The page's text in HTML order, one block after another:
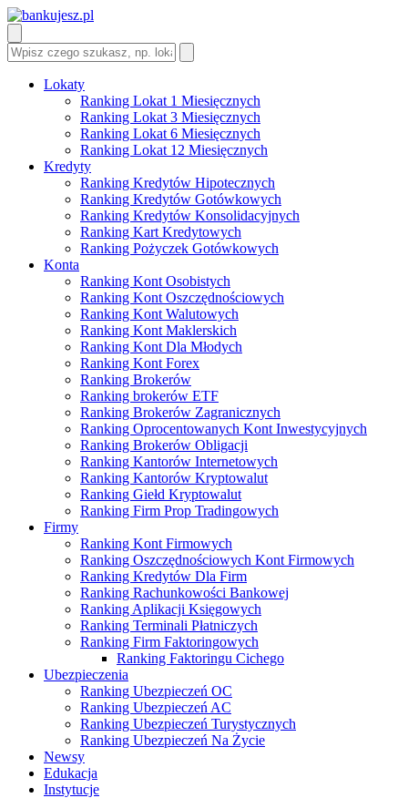
Lokaty
Ranking Lokat 1 Miesięcznych
Ranking Lokat 3 Miesięcznych
Ranking Lokat 6 Miesięcznych
Ranking Lokat 12 Miesięcznych
Kredyty
Ranking Kredytów Hipotecznych
Ranking Kredytów Gotówkowych
Ranking Kredytów Konsolidacyjnych
Ranking Kart Kredytowych
Ranking Pożyczek Gotówkowych
Konta
Ranking Kont Osobistych
Ranking Kont Oszczędnościowych
Ranking Kont Walutowych
Ranking Kont Maklerskich
Ranking Kont Dla Młodych
Ranking Kont Forex
Ranking Brokerów
Ranking brokerów ETF
Ranking Brokerów Zagranicznych
Ranking Oprocentowanych Kont Inwestycyjnych
Ranking Brokerów Obligacji
Ranking Kantorów Internetowych
Ranking Kantorów Kryptowalut
Ranking Giełd Kryptowalut
Ranking Firm Prop Tradingowych
Firmy
Ranking Kont Firmowych
Ranking Oszczędnościowych Kont Firmowych
Ranking Kredytów Dla Firm
Ranking Rachunkowości Bankowej
Ranking Aplikacji Księgowych
Ranking Terminali Płatniczych
Ranking Firm Faktoringowych
Ranking Faktoringu Cichego
Ubezpieczenia
Ranking Ubezpieczeń OC
Ranking Ubezpieczeń AC
Ranking Ubezpieczeń Turystycznych
Ranking Ubezpieczeń Na Życie
Newsy
Edukacja
Instytucje